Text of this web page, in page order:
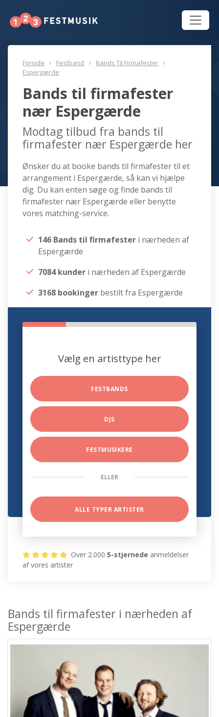
Forside Festband
Bands Til Firmafester
Espergærde
Bands til firmafester
nær Espergærde
Modtag tilbud fra bands til
firmafester nær Espergærde her
Ønsker du at booke bands til firmafester til et
arrangement i Espergærde, så kan vi hjælpe
dig. Du kan enten søge og finde bands til
firmafester nær Espergærde eller benytte
vores matching-service.
146 Bands til firmafester i nærheden af
Espergærde
7084 kunder i nærheden af Espergærde
3168 bookinger bestilt fra Espergærde
Vælg en artisttype her
FESTBANDS
DJS
FESTMUSIKERE
ELLER
ALLE TYPER ARTISTER
Over 2.0005-stjernede anmeldelser
af vores artister
Bands til firmafester i nærheden af
Espergærde